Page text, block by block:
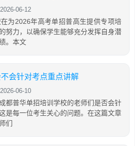
06-12
为2026年高考单招普高生提供专项培
努力，以确保学生能够充分发挥自身潜
。本文
会针对考点重点讲解
06-10
都普华单招培训学校的老师们是否会针
是每一位考生关心的问题。在这篇文章
们